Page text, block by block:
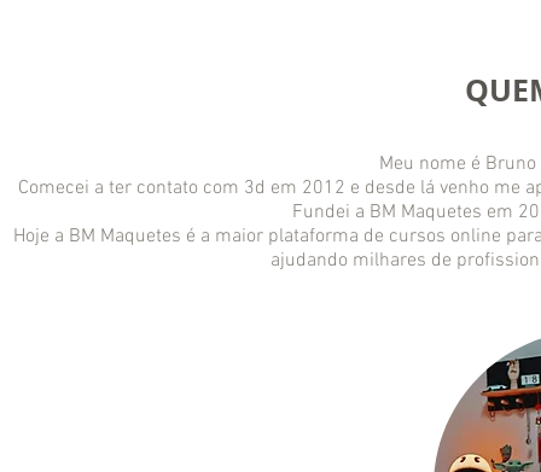
Meu nome é
Comecei a ter contato com 3d em 2012 e desde lá venho me
Fundei a BM Maquetes em
Hoje a BM Maquetes é a maior plataforma de cursos online
ajudando milhares de